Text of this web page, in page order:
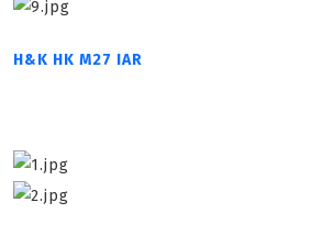
H&K HK M27 IAR